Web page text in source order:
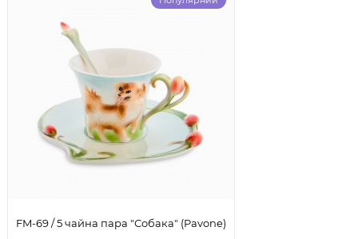
FM-69 / 5 чайна пара "Собака" (Pavone)